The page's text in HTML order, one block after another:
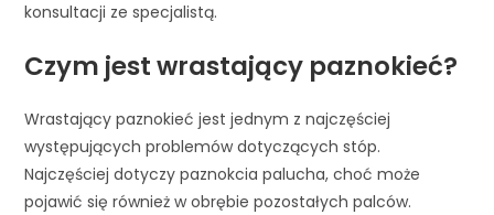
konsultacji ze specjalistą.
Czym jest wrastający paznokieć?
Wrastający paznokieć jest jednym z najczęściej
występujących problemów dotyczących stóp.
Najczęściej dotyczy paznokcia palucha, choć może
pojawić się również w obrębie pozostałych palców.